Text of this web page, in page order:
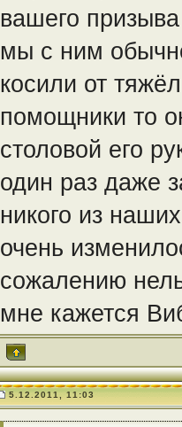
вашего
мы с ним
косили от
помощники то
столовой его
один раз даже
никого из
очень
сожалению
мне кажется
5.12.2011, 11:03